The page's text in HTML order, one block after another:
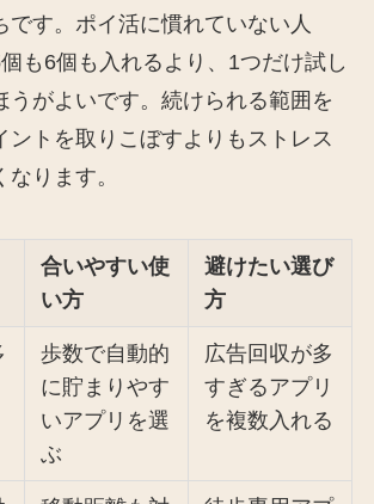
です。ポイ活に慣れていない人
も6個も入れるより、1つだけ試し
うがよいです。続けられる範囲を
ントを取りこぼすよりもストレス
ります。
合いやすい使
い方
避けたい選び
方
歩数で自動的
に貯まりやす
いアプリを選
ぶ
広告回収が多
すぎるアプリ
を複数入れる